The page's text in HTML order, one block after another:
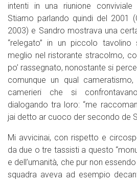
intenti in una riunione
Stiamo parlando quindi del 2001
2003) e Sandro mostrava una
“relegato” in un piccolo
meglio nel ristorante stracolmo,
po’ rassegnato, nonostante si
comunque un qual
camerieri che si
dialogando tra loro: “me
jai detto ar cuoco der secondo de
Mi avvicinai, con rispetto e
da due o tre tassisti a questo
e dell’umanità, che pur non
squadra aveva ad esempio